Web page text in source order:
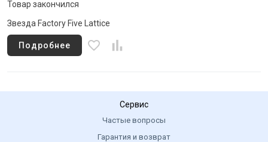
Товар закончился
Звезда Factory Five Lattice
Подробнее
Сервис
Частые вопросы
Гарантия и возврат